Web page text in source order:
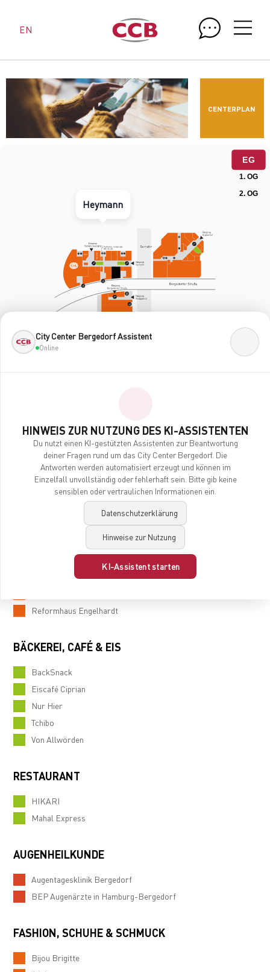
EN
City Center Bergedorf Assistent
Online
HINWEIS ZUR NUTZUNG DES KI-ASSISTENTEN
Du nutzt einen KI-gestützten Assistenten zur Beantwortung
deiner Fragen rund um das City Center Bergedorf. Die
Antworten werden automatisiert erzeugt und können im
Einzelfall unvollständig oder fehlerhaft sein. Bitte gib keine
sensiblen oder vertraulichen Informationen ein.
Datenschutzerklärung
Hinweise zur Nutzung
KI-Assistent starten
CENTERPLAN
BEAUTY & GESUNDHEIT
Budnikowsky
CCB-Apotheke
Reformhaus Engelhardt
BÄCKEREI, CAFÉ & EIS
BackSnack
Eiscafé Ciprian
Nur Hier
Tchibo
Von Allwörden
RESTAURANT
HIKARI
Mahal Express
AUGENHEILKUNDE
Augentagesklinik Bergedorf
BEP Augenärzte in Hamburg-Bergedorf
FASHION, SCHUHE & SCHMUCK
Bijou Brigitte